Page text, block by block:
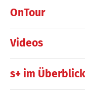
OnTour
Videos
s+ im Überblick